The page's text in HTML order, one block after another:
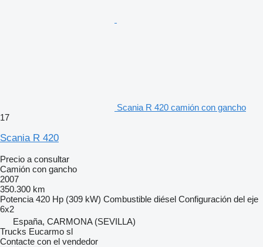
Scania R 420 camión con gancho
17
Scania R 420
Precio a consultar
Camión con gancho
2007
350.300 km
Potencia 420 Hp (309 kW) Combustible diésel Configuración del eje
6x2
España, CARMONA (SEVILLA)
Trucks Eucarmo sl
Contacte con el vendedor